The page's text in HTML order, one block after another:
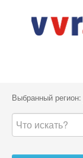
Выбранный регион: